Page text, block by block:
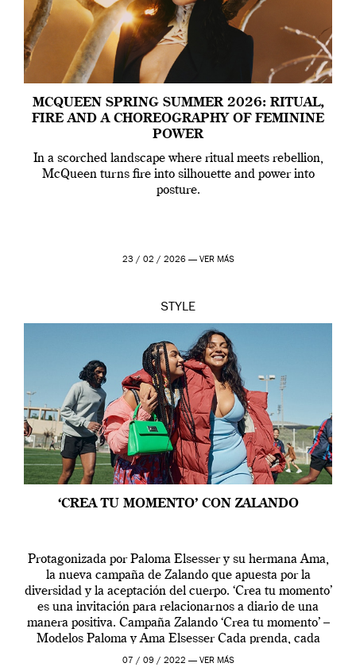
MCQUEEN SPRING SUMMER 2026: RITUAL,
FIRE AND A CHOREOGRAPHY OF FEMININE
POWER
In a scorched landscape where ritual meets rebellion,
McQueen turns fire into silhouette and power into
posture.
23 / 02 / 2026 — VER MÁS
STYLE
‘CREA TU MOMENTO’ CON ZALANDO
Protagonizada por Paloma Elsesser y su hermana Ama,
la nueva campaña de Zalando que apuesta por la
diversidad y la aceptación del cuerpo. ‘Crea tu momento’
es una invitación para relacionarnos a diario de una
manera positiva. Campaña Zalando ‘Crea tu momento’ –
Modelos Paloma y Ama Elsesser Cada prenda, cada
outfit, cada momento, caracteriza […]
07 / 09 / 2022 — VER MÁS